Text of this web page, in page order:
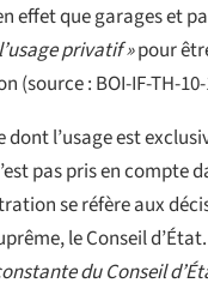
effet que garages et
privatif »pour
(source : BOI-IF-TH-10-
dont l’usage est
pas pris en compte
se réfère aux
le Conseil d’État.
du Conseil